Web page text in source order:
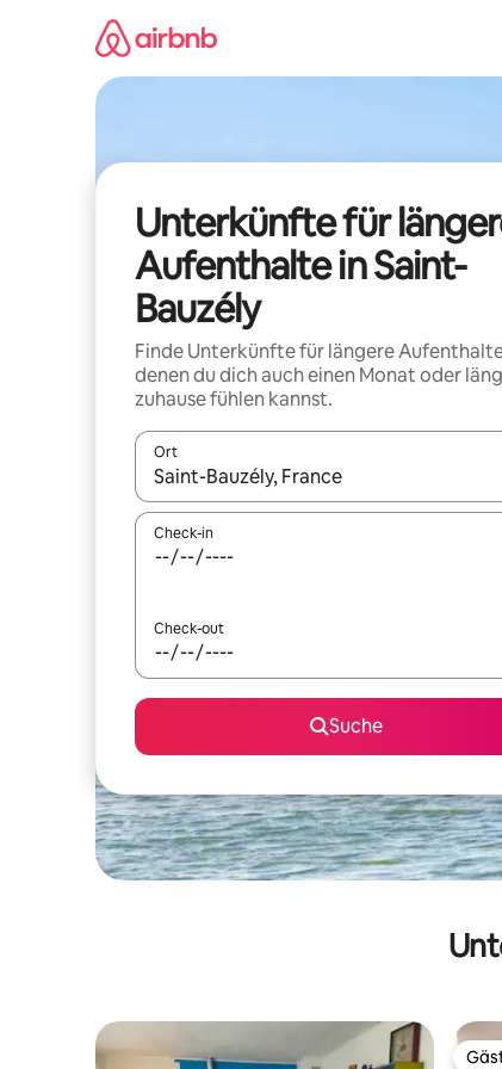
Unterkünfte für
Aufenthalte in Saint-
Bauzély
Finde Unterkünfte für längere
denen du dich auch einen Monat oder
zuhause fühlen kannst.
Ort
Wenn Ergebnisse verfügbar sind, navigiere
Check-in
Check-out
Suche